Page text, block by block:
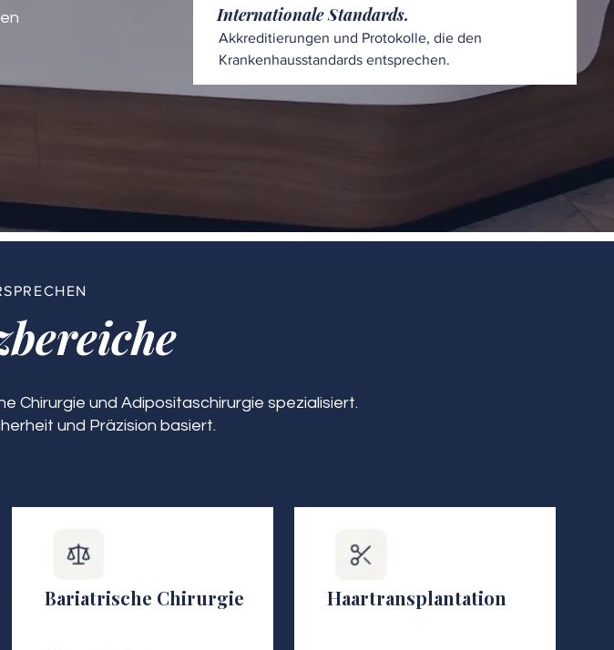
Internationale Standards.
Akkreditierungen und Protokolle, die den
Krankenhausstandards entsprechen.
Chirurgie und Adipositaschirurgie spezialisiert.
und Präzision basiert.
Bariatrische Chirurgie Haartransplantation